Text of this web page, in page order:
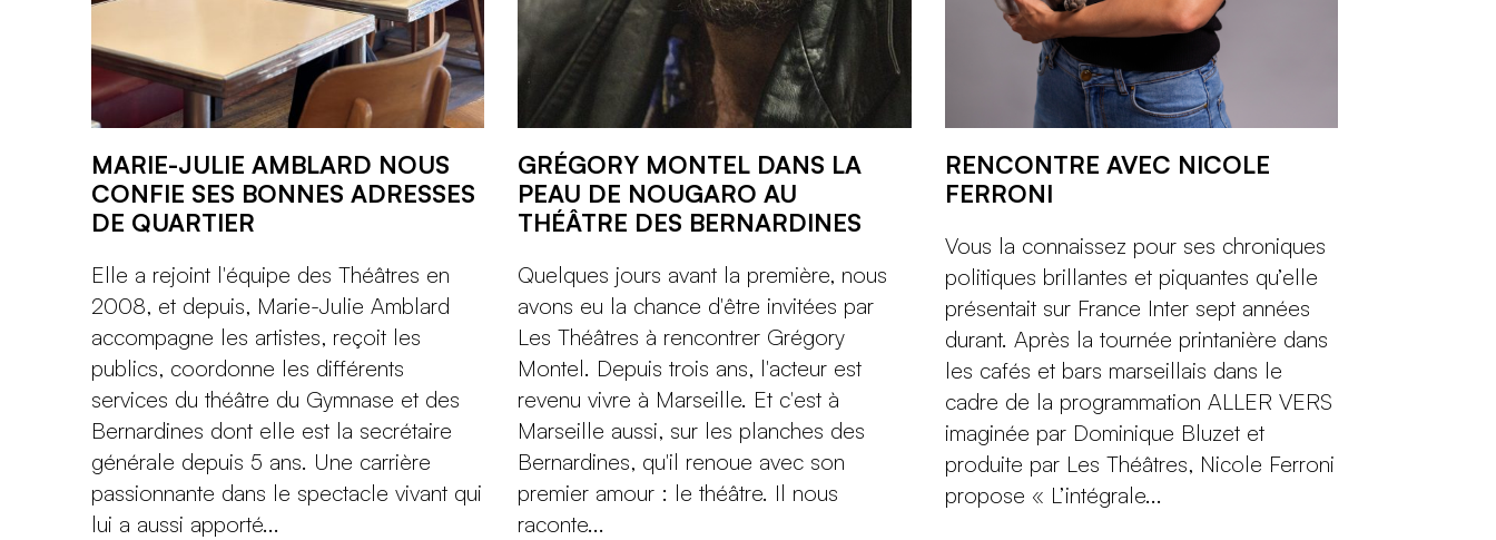
MARIE-JULIE AMBLARD NOUS
CONFIE SES BONNES ADRESSES
DE QUARTIER
Elle a rejoint l'équipe des Théâtres en
2008, et depuis, Marie-Julie Amblard
accompagne les artistes, reçoit les
publics, coordonne les différents
services du théâtre du Gymnase et des
Bernardines dont elle est la secrétaire
générale depuis 5 ans. Une carrière
passionnante dans le spectacle vivant qui
lui a aussi apporté...
GRÉGORY MONTEL DANS LA
PEAU DE NOUGARO AU
THÉÂTRE DES BERNARDINES
Quelques jours avant la première, nous
avons eu la chance d'être invitées par
Les Théâtres à rencontrer Grégory
Montel. Depuis trois ans, l'acteur est
revenu vivre à Marseille. Et c'est à
Marseille aussi, sur les planches des
Bernardines, qu'il renoue avec son
premier amour : le théâtre. Il nous
raconte...
RENCONTRE AVEC NICOLE
FERRONI
Vous la connaissez pour ses chroniques
politiques brillantes et piquantes qu’elle
présentait sur France Inter sept années
durant. Après la tournée printanière dans
les cafés et bars marseillais dans le
cadre de la programmation ALLER VERS
imaginée par Dominique Bluzet et
produite par Les Théâtres, Nicole Ferroni
propose « L’intégrale...